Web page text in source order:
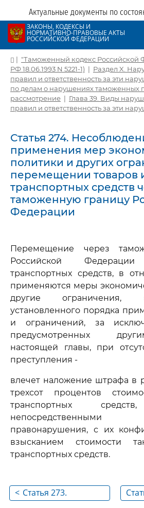
Актуальные документы по
ЗАКОНЫ, КОДЕКСЫ И
НОРМАТИВНО-ПРАВОВЫЕ АКТЫ
РОССИЙСКОЙ ФЕДЕРАЦИИ
| "Таможенный кодекс Российской
РФ 18.06.1993 N 5221-1) | Раздел X.
правил и ответственность за эти
по делам о нарушениях таможенных
рассмотрение | Глава 39. Виды
правил и ответственность за эти
Статья 274.
применения мер
политики и других
перемещении товаров
транспортных средств
таможенную границу
Федерации
Перемещение через
Российской
транспортных средств, в
применяются меры
другие ограничения,
установленного порядка
и ограничений, за
предусмотренных
настоящей главы, при
преступления -
влечет наложение штрафа в
трехсот процентов
транспортных
правонарушения, с их
взысканием стоимости
транспортных средств.
< Статья 273.